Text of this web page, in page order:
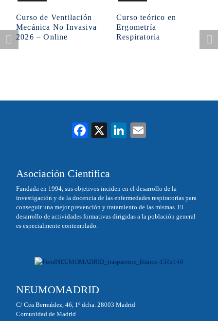
Curso de Ventilación
Mecánica No Invasiva
2026 – Online
Curso teórico en
Ergometría
Respiratoria
Fa
ok
X
Li
Asociación Científica
Fundada en 1994, sus objetivos inciden en el desarrollo de la
investigación y de la docencia de las enfermedades respiratorias para
conseguir una mejor prevención y tratamiento de las mismas. El
desarrollo de actividades formativas dirigidas a la población general
es especialmente contemplado.
NEUMOMADRID
C/ Cea Bermúdez, 46, 1º dcha. 28003 Madrid
Comunidad de Madrid